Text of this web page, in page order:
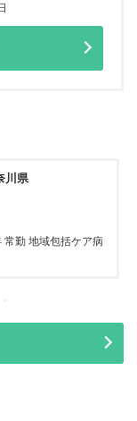
川県
常勤 地域包括ケア病